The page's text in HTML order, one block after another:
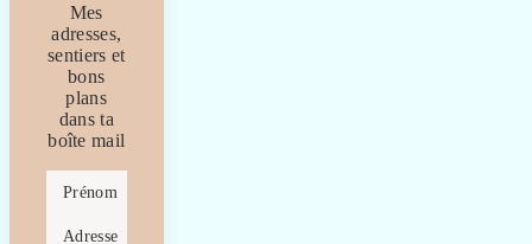
Mes
adresses,
sentiers et
bons
plans
dans ta
boîte mail
Prénom
Adresse